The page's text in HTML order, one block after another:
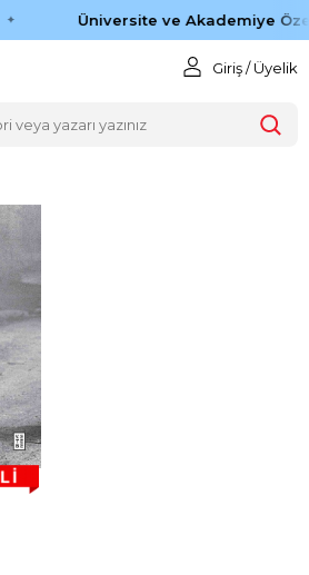
Üniversite ve Akademiye
Giriş / Üyelik